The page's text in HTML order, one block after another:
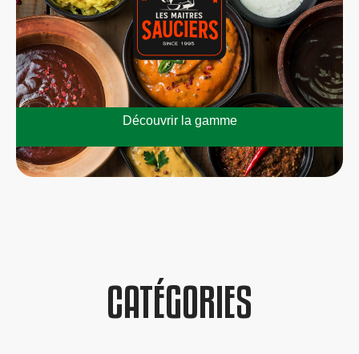
Découvrir la gamme
CATÉGORIES